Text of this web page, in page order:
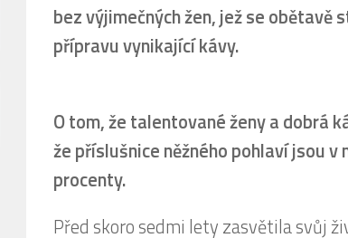
bez výjimečných žen, jež se
přípravu vynikající kávy.
O tom, že talentované ženy a dobrá
že příslušnice něžného pohlaví jsou
procenty.
Před skoro sedmi lety zasvětila svůj